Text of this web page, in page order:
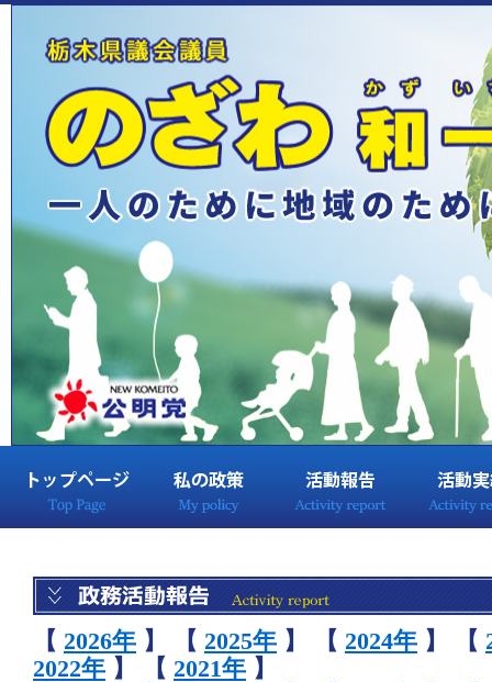
【 2026年 】 【 2025年 】 【 2024年 】 【
2022年 】 【 2021年 】